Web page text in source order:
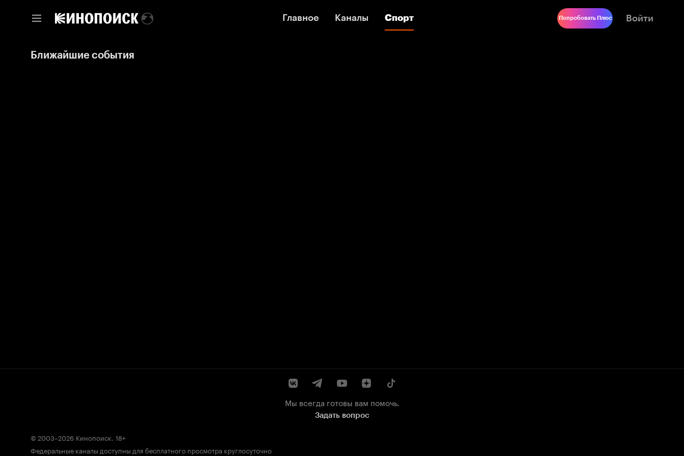
Главное Каналы Спорт
Главное Каналы Спорт Попробовать Плюс Войти
Ближайшие события
Мы всегда готовы вам помочь.
Задать вопрос
© 2003–2026 Кинопоиск. 18+
Федеральные каналы доступны для бесплатного просмотра круглосуточно